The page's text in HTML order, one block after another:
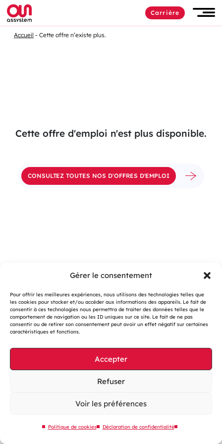
Gérer le consentement
Pour offrir les meilleures expériences, nous utilisons des technologies telles que
les cookies pour stocker et/ou accéder aux informations des appareils. Le fait de
consentir à ces technologies nous permettra de traiter des données telles que le
comportement de navigation ou les ID uniques sur ce site. Le fait de ne pas
consentir ou de retirer son consentement peut avoir un effet négatif sur certaines
caractéristiques et fonctions.
Accepter
Refuser
Voir les préférences
Politique de cookies Déclaration de confidentialité
Passer
au
contenu
Carrière
Accueil Cette offre n’existe plus.
Cette offre d'emploi n'est plus disponible.
CONSULTEZ TOUTES NOS D'OFFRES D'EMPLOI
Gestion des cookies
Accessibilité : partiellement conforme
Site web éco-conçu
Plan du site